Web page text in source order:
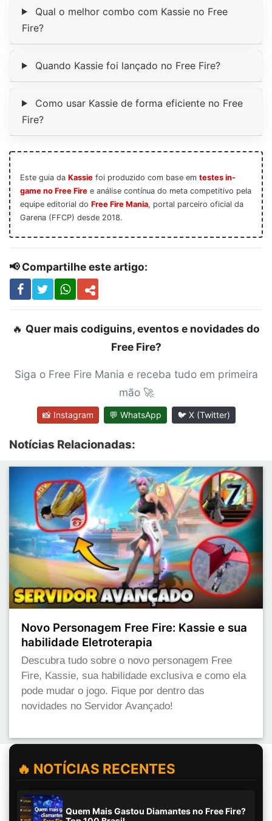
Qual o melhor combo com Kassie no Free
Fire?
Quando Kassie foi lançado no Free Fire?
Como usar Kassie de forma eficiente no Free
Fire?
Este guia da Kassie foi produzido com base em testes in-
game no Free Fire e análise contínua do meta competitivo pela
equipe editorial do Free Fire Mania, portal parceiro oficial da
Garena (FFCP) desde 2018.
📢 Compartilhe este artigo:
🔥 Quer mais codiguins, eventos e novidades do
Free Fire?
Siga o Free Fire Mania e receba tudo em primeira
mão 🚀
📸 Instagram 💬 WhatsApp 🐦 X (Twitter)
Notícias Relacionadas:
Novo Personagem Free Fire: Kassie e sua
habilidade Eletroterapia
Descubra tudo sobre o novo personagem Free
Fire, Kassie, sua habilidade exclusiva e como ela
pode mudar o jogo. Fique por dentro das
novidades no Servidor Avançado!
🔥 NOTÍCIAS RECENTES
Quem Mais Gastou Diamantes no Free Fire?